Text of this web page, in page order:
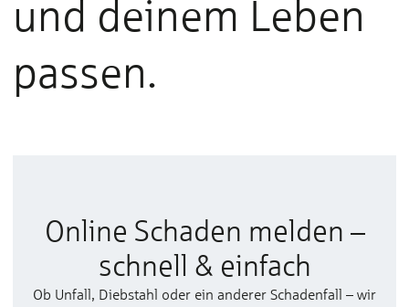
und deinem Leben
passen.
Online Schaden melden –
schnell & einfach
Ob Unfall, Diebstahl oder ein anderer Schadenfall – wir